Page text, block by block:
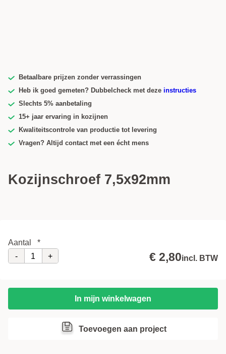
Kozijnschroef 7,5x92mm
Aantal
*
-
+ € 2,80incl. BTW
In mijn winkelwagen
Toevoegen aan project
Betaalbare prijzen zonder verrassingen
Heb ik goed gemeten? Dubbelcheck met deze instructies
Slechts 5% aanbetaling
15+ jaar ervaring in kozijnen
Kwaliteitscontrole van productie tot levering
Vragen? Altijd contact met een écht mens